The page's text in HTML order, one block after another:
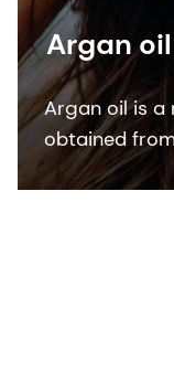
Argan oil
Argan oil is a
obtained
argan tree